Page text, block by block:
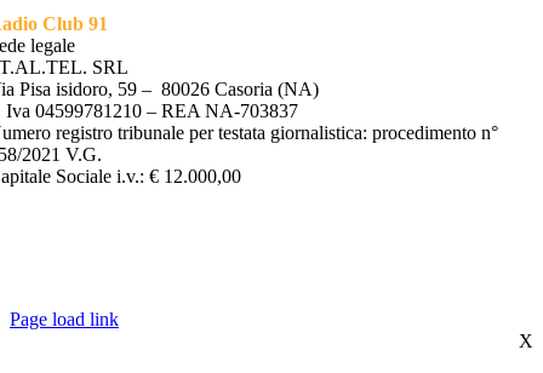
Club 91
legale
SRL
Pisa isidoro, 59 – 80026 Casoria (NA)
Iva 04599781210 – REA NA-703837
registro tribunale per testata giornalistica: procedimento n°
2021 V.G.
Sociale i.v.: € 12.000,00
Page load link
X